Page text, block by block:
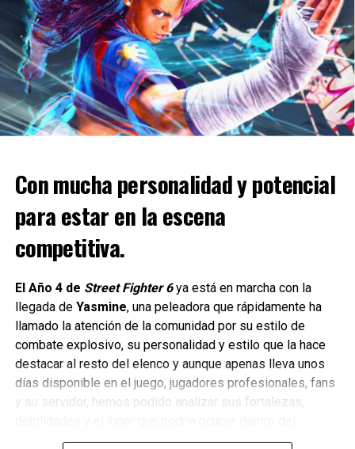
Who’s looking forward to
Day 1?#XboxGamePass
https://t.co/hpCl8fbI6L
En mayo pasado,
retrasó el juego desde un
lanzamiento planificado para la primera mitad de 2023
hasta una ventana de lanzamiento no especificada.
Según su desarrollador,
completamente nuevo, más de 150 enemigos diferentes y
un modo Silk Soul.
Esta es una nueva configuración de dificultad que cambia
enormemente el juego después de la primera partida.
En esta secuela los usuarios utilizarán aHornet, una
“princesa protectora de Hallownest”, y se aventuran a
Siguenos en todas nuestrasredes socialespara estar
Con mucha personalidad y potencial
para estar en la escena
competitiva.
El Año 4 de Street Fighter 6ya está en marcha con la
llegada de Yasmine, una peleadora que rápidamente ha
llamado la atención de la comunidad por su estilo de
combate explosivo, su personalidad y estilo que la hace
destacar al resto del elenco y aunque apenas lleva unos
días disponible en el juego, jugadores profesionales, fans
y su servidor, hemos podido analizar sus fortalezas,
competitivo y aquí les cuento el cómo se siente esta